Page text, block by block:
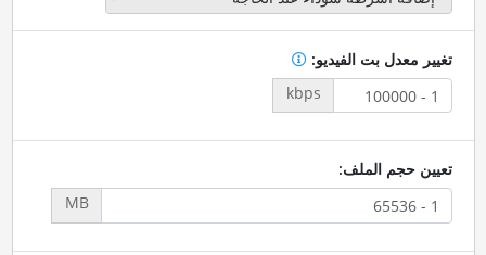
تغيير معدل بت الفيديو:
kbps
تعيين حجم الملف:
MB